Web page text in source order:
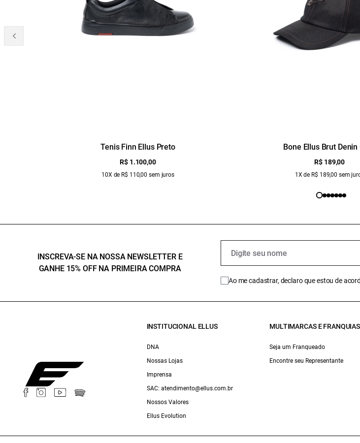
Tenis Finn Ellus Preto
R$ 1.100,00
10X de R$ 110,00 sem juros
Bone Ellus Brut Denin
R$ 189,00
1X de R$ 189,00 sem
INSCREVA-SE NA NOSSA NEWSLETTER E
GANHE 15% OFF NA PRIMEIRA COMPRA
Ao me cadastrar, declaro que estou de
INSTITUCIONAL ELLUS
DNA
Nossas Lojas
Imprensa
SAC: atendimento@ellus.com.br
Nossos Valores
Ellus Evolution
MULTIMARCAS E FRANQUIAS
Seja um Franqueado
Encontre seu Representante